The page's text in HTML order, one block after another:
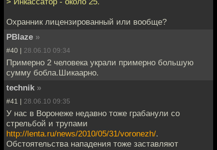
Охранник лицензированный или вообще?
PBlaze »
#40 | 28.06.10 09:34
Примерно 2 человека украли примерно большую
сумму бобла.Шикаарно.
technik »
#41 | 28.06.10 09:35
У нас в Воронеже недавно тоже грабанули со
стрельбой и трупами
http://lenta.ru/news/2010/05/31/voronezh/.
Обстоятельства нападения тоже заставляют